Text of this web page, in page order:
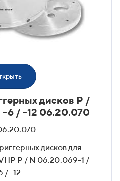
дисков P /
6 / -12 06.20.070
дисков для
P / N 06.20.069-1 /
/ -12